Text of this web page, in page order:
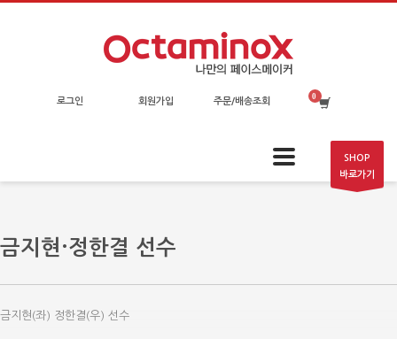
로그인 회원가입 주문/배송조회
SHOP
바로가기
금지현·정한결 선수
금지현(좌) 정한결(우) 선수